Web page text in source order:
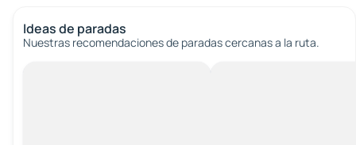
Ideas de paradas
Nuestras recomendaciones de paradas cercanas a la ruta.